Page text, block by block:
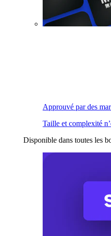
Approuvé par des
Taille et complexité
Disponible dans toutes les